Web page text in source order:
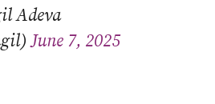
Adeva
June 7, 2025